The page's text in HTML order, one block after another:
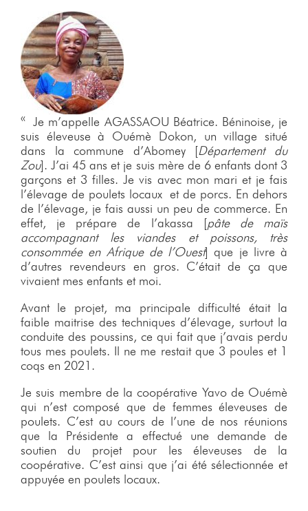
« Je m’appelle AGASSAOU Béatrice. Béninoise, je
suis éleveuse à Ouémè Dokon, un village situé
dans la commune d’Abomey [Département du
Zou]. J’ai 45 ans et je suis mère de 6 enfants dont 3
garçons et 3 filles. Je vis avec mon mari et je fais
l’élevage de poulets locaux et de porcs. En dehors
de l’élevage, je fais aussi un peu de commerce. En
effet, je prépare de l’akassa [pâte de maïs
accompagnant les viandes et poissons, très
consommée en Afrique de l’Ouest] que je livre à
d’autres revendeurs en gros. C’était de ça que
vivaient mes enfants et moi.
Avant le projet, ma principale difficulté était la
faible maitrise des techniques d’élevage, surtout la
conduite des poussins, ce qui fait que j’avais perdu
tous mes poulets. Il ne me restait que 3 poules et 1
coqs en 2021.
Je suis membre de la coopérative Yavo de Ouémè
qui n’est composé que de femmes éleveuses de
poulets. C’est au cours de l’une de nos réunions
que la Présidente a effectué une demande de
soutien du projet pour les éleveuses de la
coopérative. C’est ainsi que j’ai été sélectionnée et
appuyée en poulets locaux.